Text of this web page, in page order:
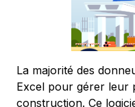
La majorité des
Excel pour gérer leur
construction. Ce